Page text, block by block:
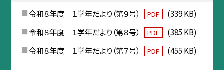
令和８年度 １学年だより（第９号） PDF
(339 KB)
令和８年度 １学年だより（第８号）
PDF
(385 KB)
令和８年度 １学年だより（第７号）
PDF (455 KB)